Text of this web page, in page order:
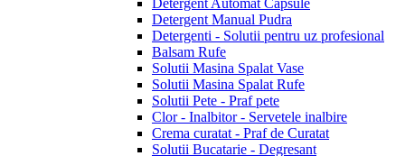
Detergent Manual Pudra
Detergenti - Solutii pentru uz profesional
Balsam Rufe
Solutii Masina Spalat Vase
Solutii Masina Spalat Rufe
Solutii Pete - Praf pete
Clor - Inalbitor - Servetele inalbire
Crema curatat - Praf de Curatat
Solutii Bucatarie - Degresant